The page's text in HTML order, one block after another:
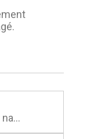
La salive : un protecteur naturel de notre bouche